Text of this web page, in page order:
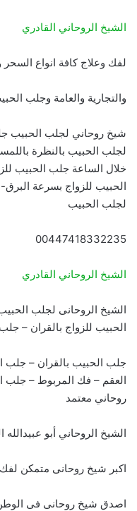
الشيخ الروحاني القادري
لفك وعلاج كافة انواع
والتجارية والعامة وجلب
شيخ روحاني لجلب الحبيب
لجلب الحبيب بالنظرة
خلال الساعة جلب الحبيب
الحبيب للزواج بسرعة البرق-
لجلب الحبيب
00447418332235
الشيخ الروحاني القادري
الشيخ الروحانى لجلب
الحبيب للزواج بالقران –
جلب الحبيب بالقران – جلب
العقم – فك المربوط –
روحاني معتمد
الشيخ الروحاني أبو
اكبر شيخ روحانى متمكن لفك
اصدق شيخ روحانى فى